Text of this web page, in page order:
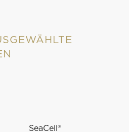
SeaCell®